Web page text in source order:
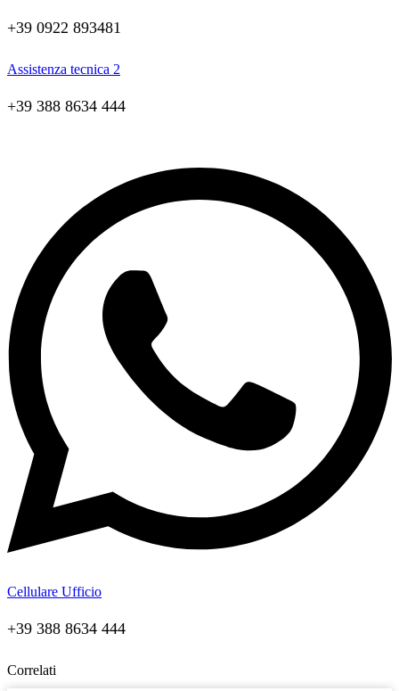
+39 0922 893481
Assistenza tecnica 2
+39 388 8634 444
Cellulare Ufficio
+39 388 8634 444
Correlati